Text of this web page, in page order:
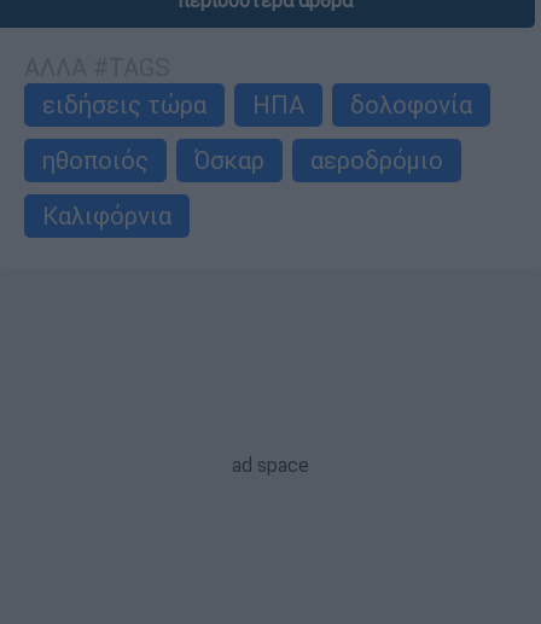
ειδήσεις τώρα
ΗΠΑ
δολοφονία
ηθοποιός
Όσκαρ
αεροδρόμιο
Καλιφόρνια